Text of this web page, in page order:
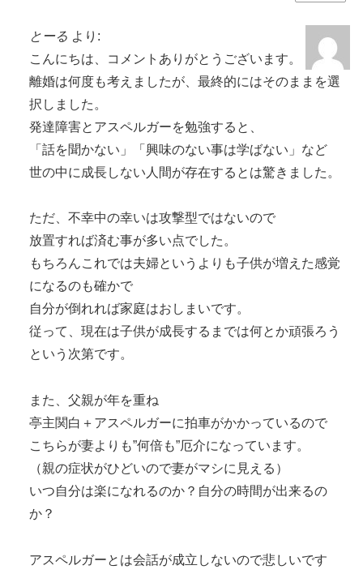
とーる より:
こんにちは、コメントありがとうございます。
離婚は何度も考えましたが、最終的にはそのままを選
択しました。
発達障害とアスペルガーを勉強すると、
「話を聞かない」「興味のない事は学ばない」など
世の中に成長しない人間が存在するとは驚きました。
ただ、不幸中の幸いは攻撃型ではないので
放置すれば済む事が多い点でした。
もちろんこれでは夫婦というよりも子供が増えた感覚
になるのも確かで
自分が倒れれば家庭はおしまいです。
従って、現在は子供が成長するまでは何とか頑張ろう
という次第です。
また、父親が年を重ね
亭主関白＋アスペルガーに拍車がかかっているので
こちらが妻よりも”何倍も”厄介になっています。
（親の症状がひどいので妻がマシに見える）
いつ自分は楽になれるのか？自分の時間が出来るの
か？
アスペルガーとは会話が成立しないので悲しいです